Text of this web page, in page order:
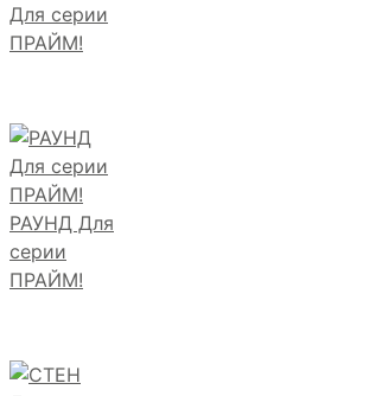
Для серии
ПРАЙМ!
РАУНД Для
серии
ПРАЙМ!